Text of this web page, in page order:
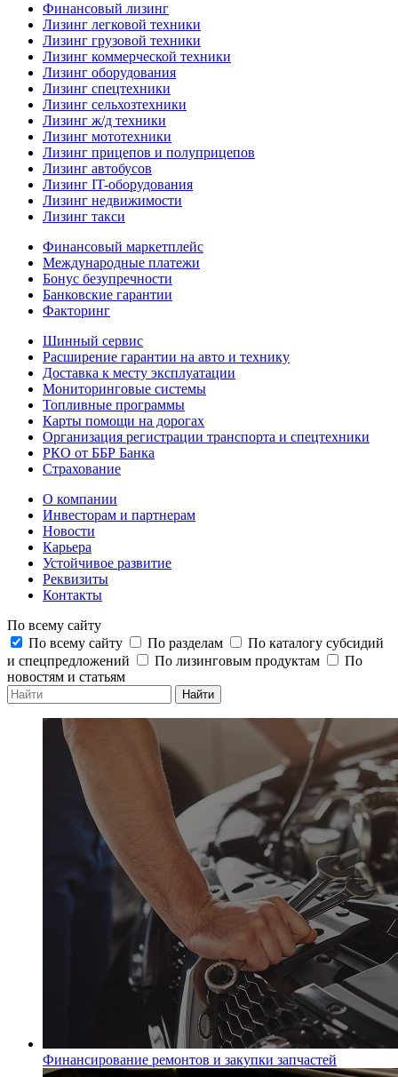
Финансовый лизинг
Лизинг легковой техники
Лизинг грузовой техники
Лизинг коммерческой техники
Лизинг оборудования
Лизинг спецтехники
Лизинг сельхозтехники
Лизинг ж/д техники
Лизинг мототехники
Лизинг прицепов и полуприцепов
Лизинг автобусов
Лизинг IT-оборудования
Лизинг недвижимости
Лизинг такси
Финансовый маркетплейс
Международные платежи
Бонус безупречности
Банковские гарантии
Факторинг
Шинный сервис
Расширение гарантии на авто и технику
Доставка к месту эксплуатации
Мониторинговые системы
Топливные программы
Карты помощи на дорогах
Организация регистрации транспорта и спецтехники
РКО от ББР Банка
Страхование
О компании
Инвесторам и партнерам
Новости
Карьера
Устойчивое развитие
Реквизиты
Контакты
По всему сайту
По всему сайту
По разделам
По каталогу субсидий
и спецпредложений
По лизинговым продуктам
По
новостям и статьям
Найти
Финансирование ремонтов и закупки запчастей